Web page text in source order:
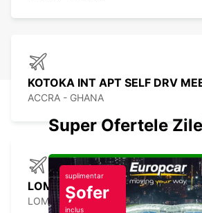
KOTOKA INT APT SELF DRV
ACCRA - GHANA
LOME INTERNATIONAL
LOME - TOGO
Super Ofertele
suplimentar
Șofer
inclus